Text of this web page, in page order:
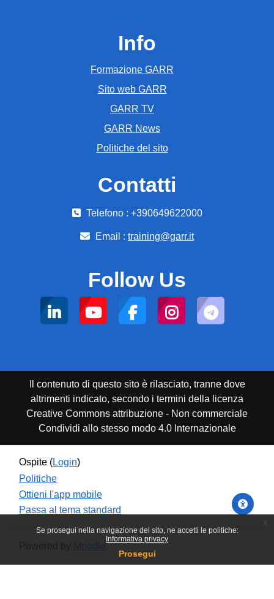
Se prosegui nella navigazione del sito, ne accetti le politiche:
Informativa privacy
Prosegui
Info
Formazione GARR
Sito web GARR
GARR TV
GARR News
Politiche del sito
Contatti
Telefono : +390649622000
Email : training@garr.it
Follow Us
Il contenuto di questo sito è rilasciato, tranne dove
altrimenti indicato, secondo i termini della licenza
Creative Commons attribuzione - Non commerciale
Condividi allo stesso modo 4.0 Internazionale
Ospite (Login)
Politiche
Ottieni l'app mobile
Passa al tema standard
Powered by